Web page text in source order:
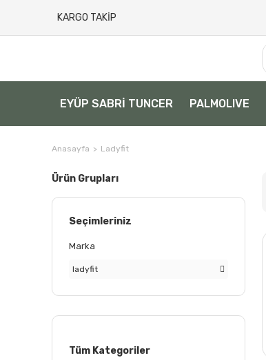
KARGO TAKİP
EYÜP SABRİ TUNCER PALMOLIVE
Anasayfa Ladyfit
Ürün Grupları
Seçimleriniz
Marka
ladyfit
Tüm Kategoriler